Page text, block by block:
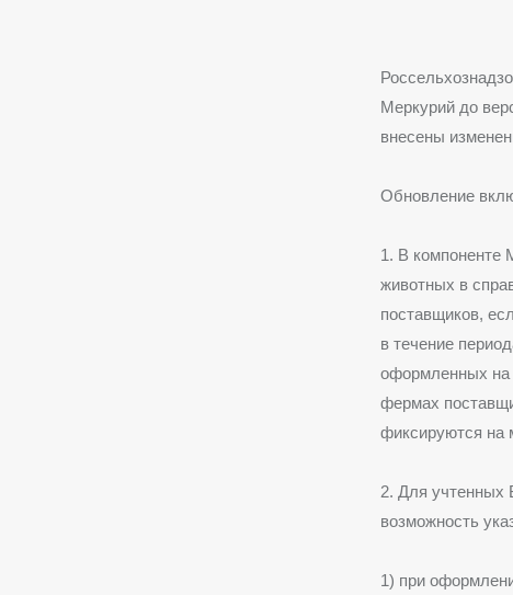
Меркурий до
внесены
Обновление
1. В компоненте
животных в
поставщиков,
в течение
оформленных на
фермах
фиксируются на
2. Для учтенных
возможность
1) при